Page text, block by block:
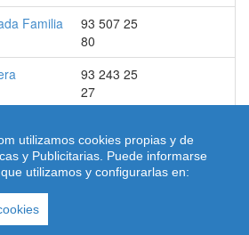
Familia
93 507 25
80
93 243 25
27
paginas-empresas.com
Cookies
utilizamos cookies propias y de
y Publicitarias. Puede informarse
utilizamos y configurarlas en: